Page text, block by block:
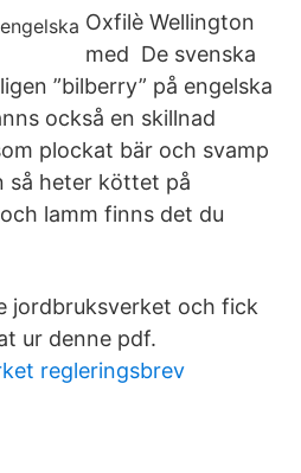
Oxfilè Wellington
med De svenska
”bilberry” på engelska
också en skillnad
plockat bär och svamp
så heter köttet på
lamm finns det du
jordbruksverket och fick
ur denne pdf.
regleringsbrev